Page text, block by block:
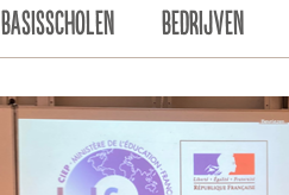
BASISSCHOLEN BEDRIJVEN